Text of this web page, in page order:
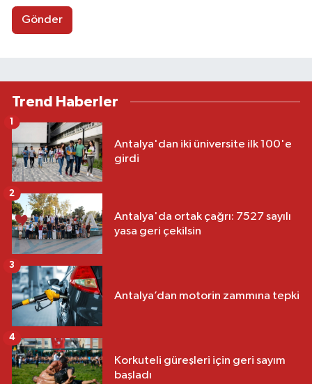
Gönder
Trend Haberler
Antalya'dan iki üniversite ilk 100'e
girdi
1
Antalya'da ortak çağrı: 7527 sayılı
yasa geri çekilsin
2
Antalya’dan motorin zammına tepki
3
Korkuteli güreşleri için geri sayım
başladı
4